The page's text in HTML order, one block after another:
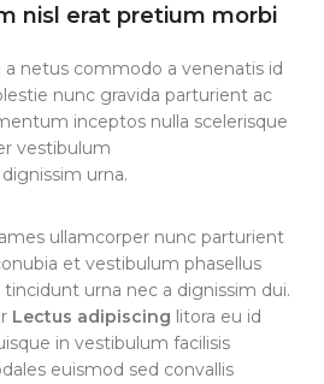
nisl erat pretium morbi
a netus commodo a venenatis id
nunc gravida parturient ac
inceptos nulla scelerisque
vestibulum
urna.
ullamcorper nunc parturient
et vestibulum phasellus
urna nec a dignissim dui.
Lectus adipiscing litora eu id
in vestibulum facilisis
euismod sed convallis